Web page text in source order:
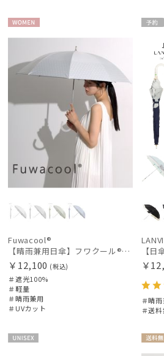
Fuwacool®
【晴雨兼用日傘】フワクール®ホワイト（Fuwacool® White）ジオメタリックラメ 遮光100 UV100
￥12,100 (税込)
＃遮光100%
＃軽量
＃晴雨兼用
＃UVカット
￥
＃晴
＃送